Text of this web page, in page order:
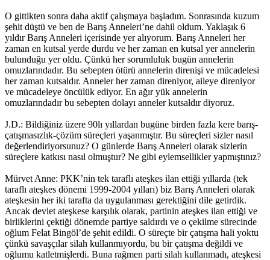
O gittikten sonra daha aktif çalışmaya başladım. Sonrasında kuzum
şehit düştü ve ben de Barış Anneleri’ne dahil oldum. Yaklaşık 6
yıldır Barış Anneleri içerisinde yer alıyorum. Barış Anneleri her
zaman en kutsal yerde durdu ve her zaman en kutsal yer annelerin
bulunduğu yer oldu. Çünkü her sorumluluk bugün annelerin
omuzlarındadır. Bu sebepten ötürü annelerin direnişi ve mücadelesi
her zaman kutsaldır. Anneler her zaman direniyor, aileye direniyor
ve mücadeleye öncülük ediyor. En ağır yük annelerin
omuzlarındadır bu sebepten dolayı anneler kutsaldır diyoruz.
J.D.: Bildiğiniz üzere 90lı yıllardan bugüne birden fazla kere barış-
çatışmasızlık-çözüm süreçleri yaşanmıştır. Bu süreçleri sizler nasıl
değerlendiriyorsunuz? O günlerde Barış Anneleri olarak sizlerin
süreçlere katkısı nasıl olmuştur? Ne gibi eylemsellikler yapmıştınız?
Mürvet Anne: PKK’nin tek taraflı ateşkes ilan ettiği yıllarda (tek
taraflı ateşkes dönemi 1999-2004 yılları) biz Barış Anneleri olarak
ateşkesin her iki tarafta da uygulanması gerektiğini dile getirdik.
Ancak devlet ateşkese karşılık olarak, partinin ateşkes ilan ettiği ve
birliklerini çektiği dönemde partiye saldırdı ve o çekilme sürecinde
oğlum Felat Bingöl’de şehit edildi. O süreçte bir çatışma hali yoktu
çünkü savaşçılar silah kullanmıyordu, bu bir çatışma değildi ve
oğlumu katletmişlerdi. Buna rağmen parti silah kullanmadı, ateşkesi